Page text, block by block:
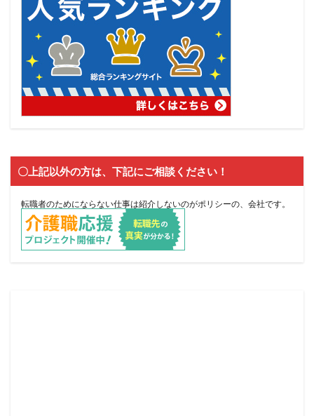
〇上記以外の方は、下記にご相談ください！
転職者のためにならない仕事は紹介しないのがポリシーの、会社です。